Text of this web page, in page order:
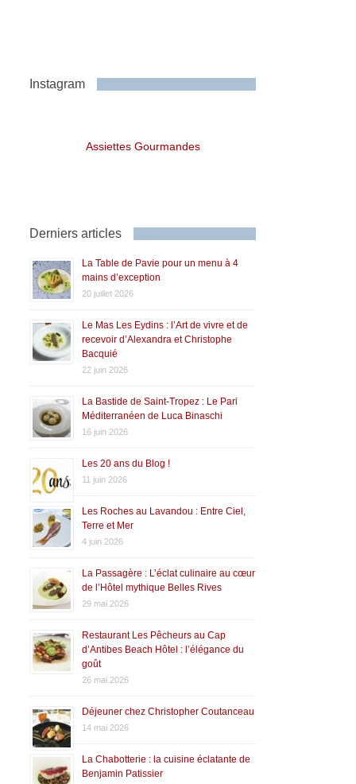
Instagram
Assiettes Gourmandes
Derniers articles
La Table de Pavie pour un menu à 4
mains d’exception
20 juillet 2026
Le Mas Les Eydins : l’Art de vivre et de
recevoir d’Alexandra et Christophe
Bacquié
22 juin 2026
La Bastide de Saint-Tropez : Le Pari
Méditerranéen de Luca Binaschi
16 juin 2026
Les 20 ans du Blog !
11 juin 2026
Les Roches au Lavandou : Entre Ciel,
Terre et Mer
4 juin 2026
La Passagère : L’éclat culinaire au cœur
de l’Hôtel mythique Belles Rives
29 mai 2026
Restaurant Les Pêcheurs au Cap
d’Antibes Beach Hôtel : l’élégance du
goût
26 mai 2026
Déjeuner chez Christopher Coutanceau
14 mai 2026
La Chabotterie : la cuisine éclatante de
Benjamin Patissier